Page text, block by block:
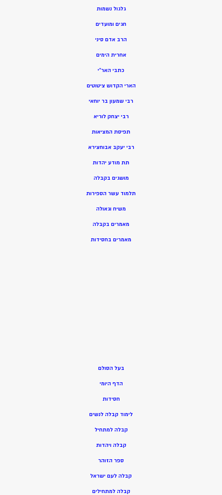
גלגול נשמות
חגים ומועדים
הרב אדם סיני
אחרית הימים
כתבי האר”י
הארי הקדוש ציטוטים
רבי שמעון בר יוחאי
רבי יצחק לוריא
תפיסת המציאות
רבי יעקב אבוחצירא
תת מודע יהדות
מושגים בקבלה
תלמוד עשר הספירות
משיח וגאולה
מאמרים בקבלה
מאמרים בחסידות
בעל הסולם
הדף היומי
חסידות
לימוד קבלה לנשים
קבלה למתחיל
קבלה ויהדות
ספר הזוהר
קבלה לעם ישראל
קבלה למתחילים